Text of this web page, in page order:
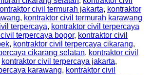
civil termurah jakarta, kontraktor
, kontraktor civil termurah karawang
terpercaya, kontraktor civil terpercaya
terpercaya bogor, kontraktor civil
, kontraktor civil terpercaya cikarang,
cikarang selatan, kontraktor civil
kontraktor civil terpercaya jakarta,
karawang, kontraktor civil